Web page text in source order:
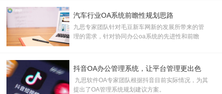
大， 产业前景广阔。
汽车行业OA系统前瞻性规划思路
九思专家团队针对毛豆新车网新的发展所带来的管
理的需求，针对协同办公oa系统的先进性和前瞻
抖音OA办公管理系统，让平台管理更出色
九思软件OA专家团队根据抖音目前实际情况，为其
提出了OA管理系统规划建议方案。